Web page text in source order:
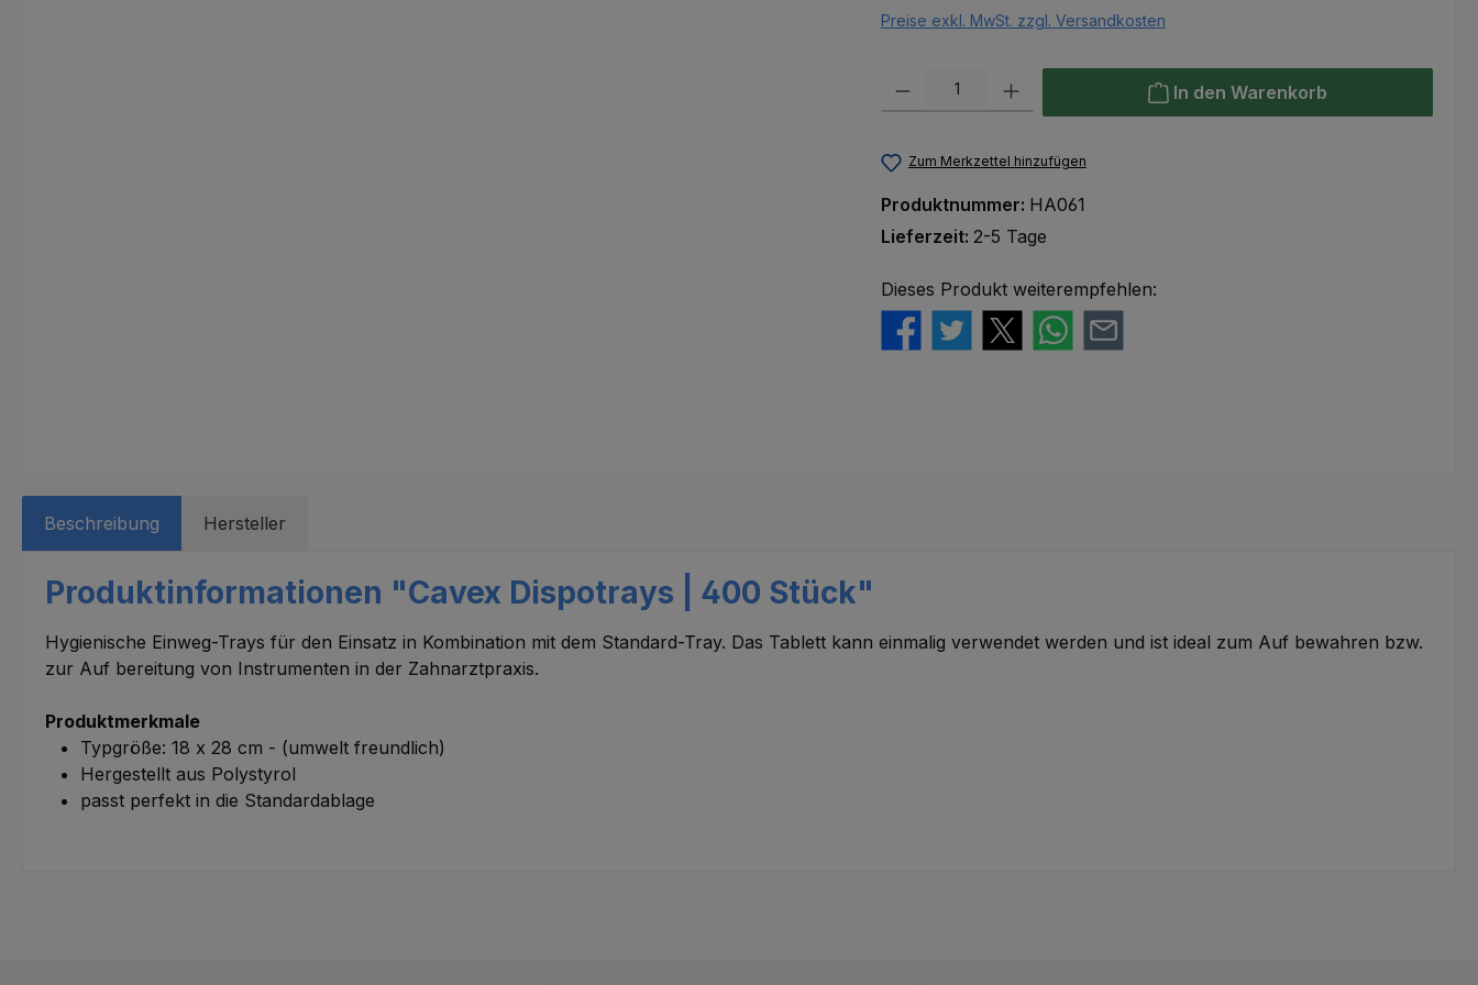
Preise exkl. MwSt. zzgl. Versandkosten
Produkt Anzahl: Gib den gewünschten Wert ein oder benutze die Schaltflächen
In den Warenkorb
Zum Merkzettel hinzufügen
Produktnummer: HA061
Lieferzeit: 2-5 Tage
Dieses Produkt weiterempfehlen:
Beschreibung Hersteller
Produktinformationen "Cavex Dispotrays | 400 Stück"
Hygienische Einweg-Trays für den Einsatz in Kombination mit dem Standard-Tray. Das Tablett kann einmalig verwendet werden und ist ideal zum Auf bewahren bzw.
zur Auf bereitung von Instrumenten in der Zahnarztpraxis.
Produktmerkmale
Typgröße: 18 x 28 cm - (umwelt freundlich)
Hergestellt aus Polystyrol
passt perfekt in die Standardablage